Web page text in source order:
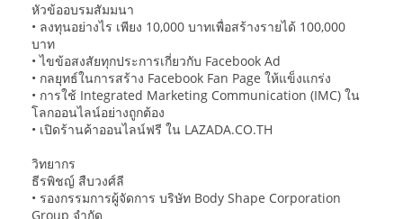
หัวข้ออบรมสัมมนา
• ลงทุนอย่างไร เพียง 10,000 บาทเพื่อสร้างรายได้ 100,000
บาท
• ไขข้อสงสัยทุกประการเกี่ยวกับ Facebook Ad
• กลยุทธ์ในการสร้าง Facebook Fan Page ให้แข็งแกร่ง
• การใช้ Integrated Marketing Communication (IMC) ใน
โลกออนไลน์อย่างถูกต้อง
• เปิดร้านค้าออนไลน์ฟรี ใน LAZADA.CO.TH
วิทยากร
ธีรพิชญ์ สืบวงศ์ลี
• รองกรรมการผู้จัดการ บริษัท Body Shape Corporation
Group จำกัด